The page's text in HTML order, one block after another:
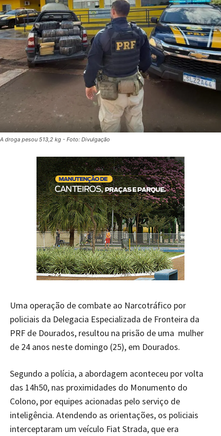
A droga pesou 513,2 kg - Foto: Divulgação
Uma operação de combate ao Narcotráfico por
policiais da Delegacia Especializada de Fronteira da
PRF de Dourados, resultou na prisão de uma mulher
de 24 anos neste domingo (25), em Dourados.
Segundo a polícia, a abordagem aconteceu por volta
das 14h50, nas proximidades do Monumento do
Colono, por equipes acionadas pelo serviço de
inteligência. Atendendo as orientações, os policiais
interceptaram um veículo Fiat Strada, que era